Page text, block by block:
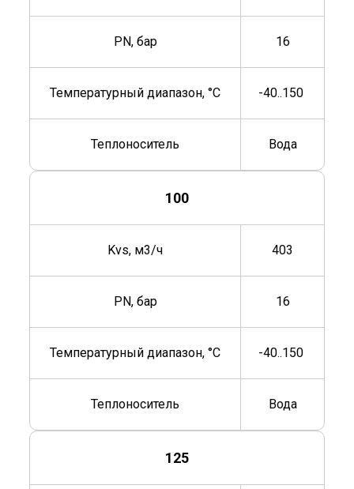
PN, бар 16
Температурный диапазон, °C -40..150
Теплоноситель Вода
100
Kvs, м3/ч 403
PN, бар 16
Температурный диапазон, °C -40..150
Теплоноситель Вода
125